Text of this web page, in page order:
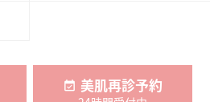
美肌再診予約